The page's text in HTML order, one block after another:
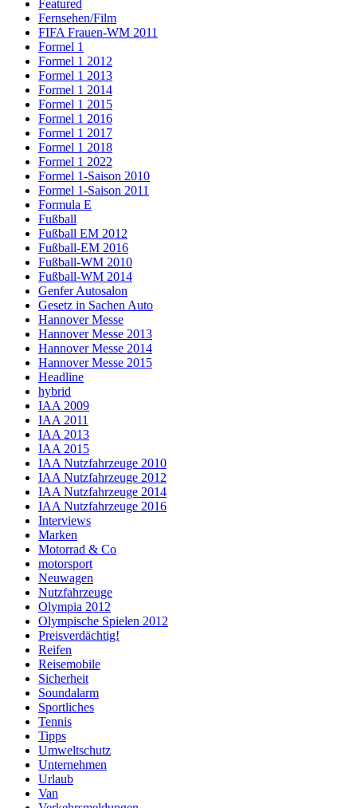
Featured
Fernsehen/Film
FIFA Frauen-WM 2011
Formel 1
Formel 1 2012
Formel 1 2013
Formel 1 2014
Formel 1 2015
Formel 1 2016
Formel 1 2017
Formel 1 2018
Formel 1 2022
Formel 1-Saison 2010
Formel 1-Saison 2011
Formula E
Fußball
Fußball EM 2012
Fußball-EM 2016
Fußball-WM 2010
Fußball-WM 2014
Genfer Autosalon
Gesetz in Sachen Auto
Hannover Messe
Hannover Messe 2013
Hannover Messe 2014
Hannover Messe 2015
Headline
hybrid
IAA 2009
IAA 2011
IAA 2013
IAA 2015
IAA Nutzfahrzeuge 2010
IAA Nutzfahrzeuge 2012
IAA Nutzfahrzeuge 2014
IAA Nutzfahrzeuge 2016
Interviews
Marken
Motorrad & Co
motorsport
Neuwagen
Nutzfahrzeuge
Olympia 2012
Olympische Spielen 2012
Preisverdächtig!
Reifen
Reisemobile
Sicherheit
Soundalarm
Sportliches
Tennis
Tipps
Umweltschutz
Unternehmen
Urlaub
Van